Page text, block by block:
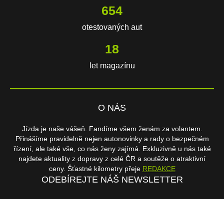
654
otestovaných aut
18
let magazínu
O NÁS
Jízda je naše vášeň. Fandíme všem ženám za volantem.
Přinášíme pravidelně nejen autonovinky a rady o bezpečném
řízení, ale také vše, co nás ženy zajímá. Exkluzivně u nás také
najdete aktuality z dopravy z celé ČR a soutěže o atraktivní
ceny. Šťastné kilometry přeje REDAKCE
ODEBÍREJTE NÁŠ NEWSLETTER